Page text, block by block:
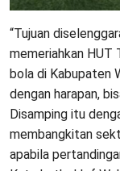
“Tujuan
memeriahkan HUT
bola di Kabupaten
dengan harapan,
Disamping itu
membangkitan
apabila